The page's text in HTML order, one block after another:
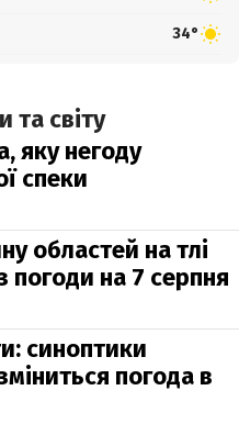
34°
та світу
яку негоду
спеки
областей на тлі
погоди на 7 серпня
синоптики
погода в